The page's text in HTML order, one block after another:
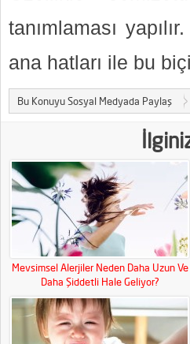
tanımlaması
ana hatları ile bu
Bu Konuyu Sosyal Medyada Paylaş
Mevsimsel Alerjiler Neden Daha Uzun Ve
Daha Şiddetli Hale Geliyor?